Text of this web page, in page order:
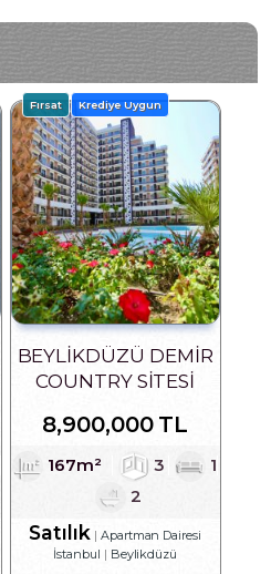
Fırsat Krediye Uygun
BEYLIKDÜZÜ DEMIR
COUNTRY SITESI
8,900,000 TL
167m² 3
1
2
Satılık
Apartman Dairesi
İstanbul
Beylikdüzü